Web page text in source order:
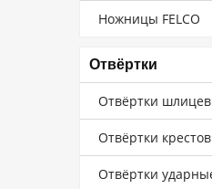
Ножницы FELCO
Отвёртки
Отвёртки
Отвёртки
Отвёртки